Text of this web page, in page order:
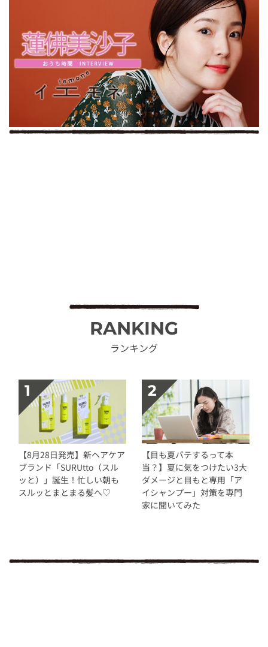
RANKING
ランキング
【8月28日発売】新ヘアケア
ブランド「SURUtto（スル
ッと）」誕生！忙しい朝も
スルッとまとまる髪へ♡
【目も夏バテするって本
当？】夏に気をつけたい3大
ダメージと目もと専用「ア
イシャンプー」対策を専門
家に聞いてみた